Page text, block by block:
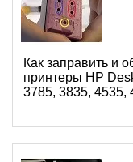
Как заправить и
принтеры HP
3785, 3835, 4535,